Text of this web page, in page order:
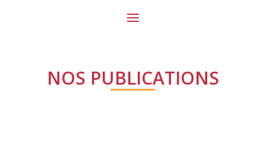
NOS PUBLICATIONS